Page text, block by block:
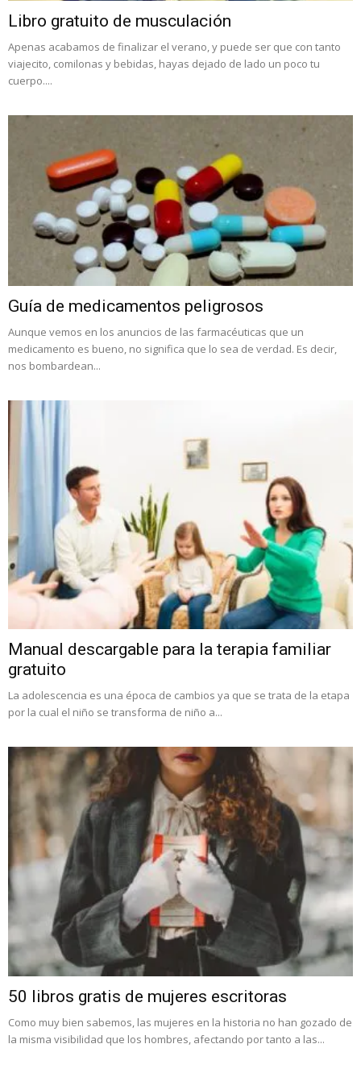
Libro gratuito de musculación
Apenas acabamos de finalizar el verano, y puede ser que con tanto
viajecito, comilonas y bebidas, hayas dejado de lado un poco tu
cuerpo....
Guía de medicamentos peligrosos
Aunque vemos en los anuncios de las farmacéuticas que un
medicamento es bueno, no significa que lo sea de verdad. Es decir,
nos bombardean...
Manual descargable para la terapia familiar
gratuito
La adolescencia es una época de cambios ya que se trata de la etapa
por la cual el niño se transforma de niño a...
50 libros gratis de mujeres escritoras
Como muy bien sabemos, las mujeres en la historia no han gozado de
la misma visibilidad que los hombres, afectando por tanto a las...